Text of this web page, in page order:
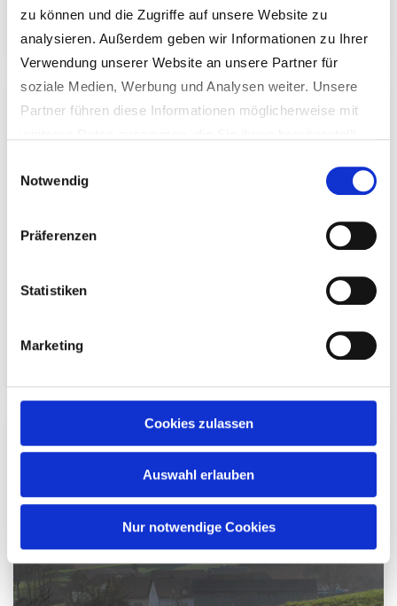
zu können und die Zugriffe auf unsere Website zu
analysieren. Außerdem geben wir Informationen zu Ihrer
Verwendung unserer Website an unsere Partner für
soziale Medien, Werbung und Analysen weiter. Unsere
Partner führen diese Informationen möglicherweise mit
gesammelt haben.
Datenschutzhinweisen
Notwendig
Präferenzen
Statistiken
Marketing
Cookies zulassen
Auswahl erlauben
Nur notwendige Cookies
Vereine